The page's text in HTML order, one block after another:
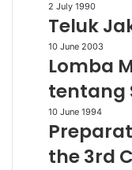
Teluk
Jakarta
2 July 1990
Teluk
Lomba
Mengarang
Sampah
10 June 2003
Lomba
tentang
Preparatory
Meeting
the
10 June 1994
the 3rd